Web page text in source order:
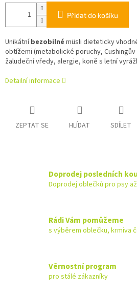
Přidat do košíku
Unikátní bezobilné müsli dieteticky
obtížemi (metabolické poruchy,
žaludeční vředy, alergie, koně s letní
Detailní informace
ZEPTAT SE HLÍDAT SDÍLET
Doprodej posledních
Doprodej oblečků pro psy
Rádi Vám pomůžeme
s výběrem oblečku, krmiva
Věrnostní program
pro stálé zákazníky